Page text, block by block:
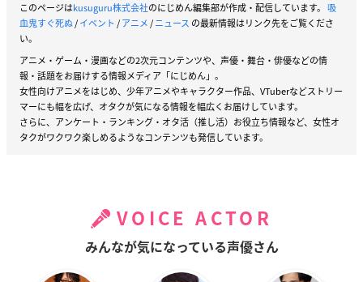
このページはkusuguru株式会社のにじめん編集部が作成・配信しています。 吸
血鬼すぐ死ぬ/イベント /アニメ/ニュース の最新情報はリンク先をご覧くださ
い。
アニメ・ゲーム・漫画などの2次元コンテンツや、声優・舞台・俳優などの情
報・話題をお届けする情報メディア「にじめん」。
女性向けアニメをはじめ、少年アニメやキャラクター作品、VTuberなどストリー
マーにも幅を広げ、オタクが気になる情報を幅広くお届けしています。
さらに、アンケート・ランキング・オタ活（推し活）お役立ち情報など、女性オ
タクがワクワク楽しめるようなコンテンツも発信しています。
VOICE ACTOR
みんなが気になっている声優さん